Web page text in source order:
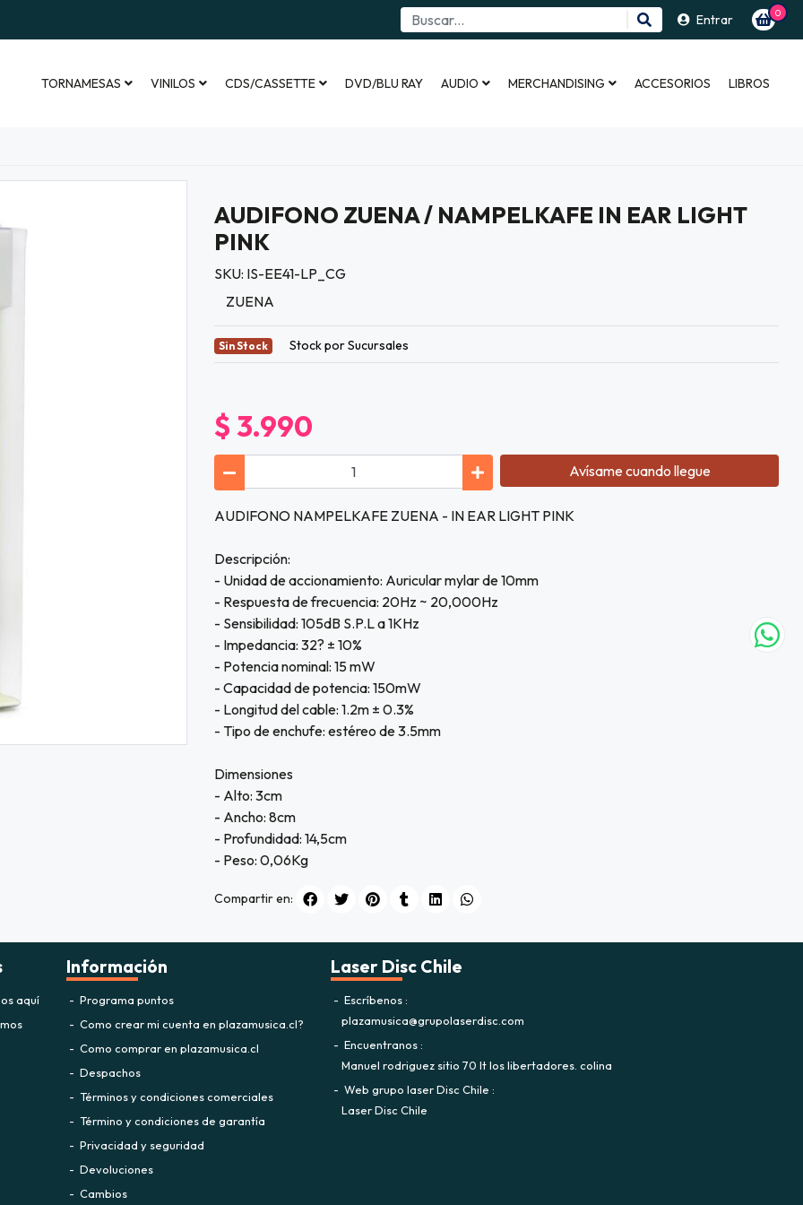
Entrar 0
TORNAMESAS VINILOS CDS/CASSETTE DVD/BLU RAY AUDIO MERCHANDISING ACCESORIOS LIBROS
AUDIFONO ZUENA / NAMPELKAFE IN EAR LIGHT
PINK
SKU: IS-EE41-LP_CG
ZUENA
Sin Stock Stock por Sucursales
$ 3.990
Avísame cuando llegue
AUDIFONO NAMPELKAFE ZUENA - IN EAR LIGHT PINK
Descripción:
- Unidad de accionamiento: Auricular mylar de 10mm
- Respuesta de frecuencia: 20Hz ~ 20,000Hz
- Sensibilidad: 105dB S.P.L a 1KHz
- Impedancia: 32? ± 10%
- Potencia nominal: 15 mW
- Capacidad de potencia: 150mW
- Longitud del cable: 1.2m ± 0.3%
- Tipo de enchufe: estéreo de 3.5mm
Dimensiones
- Alto: 3cm
- Ancho: 8cm
- Profundidad: 14,5cm
- Peso: 0,06Kg
Compartir en:
aquí
Información
Programa puntos
Como crear mi cuenta en plazamusica.cl?
Como comprar en plazamusica.cl
Despachos
Términos y condiciones comerciales
Término y condiciones de garantía
Privacidad y seguridad
Devoluciones
Cambios
Laser Disc Chile
Escríbenos
plazamusica@grupolaserdisc.com
Encuentranos
Manuel rodriguez sitio 70 lt los libertadores. colina
Web grupo laser Disc Chile
Laser Disc Chile